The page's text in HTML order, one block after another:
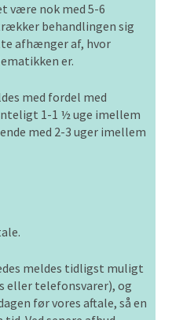
være nok med 5-6
behandlingen sig
afhænger af, hvor
er.
med fordel med
1-1 ½ uge imellem
med 2-3 uger imellem
meldes tidligst muligt
eller telefonsvarer), og
før vores aftale, så en